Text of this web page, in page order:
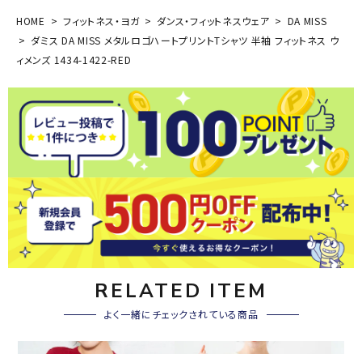
HOME フィットネス・ヨガ ダンス・フィットネスウェア
DA MISS
ダミス DA MISS メタルロゴハートプリントTシャツ 半袖 フィットネス ウ
ィメンズ 1434-1422-RED
RELATED ITEM
よく一緒にチェックされている商品